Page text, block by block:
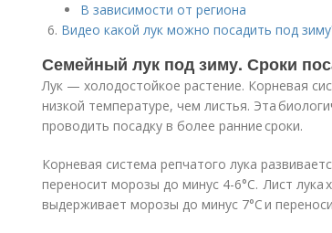
В зависимости от региона
Видео какой лук можно посадить под
Семейный лук под зиму. Сроки
Лук — холодостойкое растение. Корневая
низкой температуре, чем листья. Эта
проводить посадку в более ранние сроки.
Корневая система репчатого лука
переносит морозы до минус 4-6°С. Лист
выдерживает морозы до минус 7°С и